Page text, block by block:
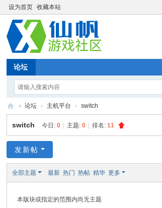
设为首页 收藏本站
论坛
帆
戏
» 论坛 › 主机平台 › switch
switch 今日:0 主题:0 排名:11
发新帖
全部主题 最新 热门 热帖 精华 更多
本版块或指定的范围内尚无主题